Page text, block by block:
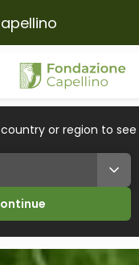
or region to